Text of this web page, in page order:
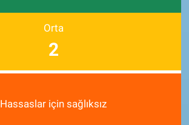
Orta
2
Hassaslar için sağlıksız